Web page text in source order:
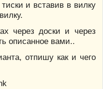
и вставив в вилку
через доски и через
описанное вами..
отпишу как и чего